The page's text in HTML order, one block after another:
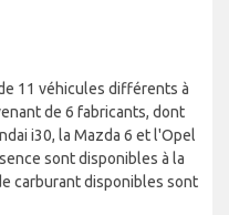
11 véhicules différents à
de 6 fabricants, dont
i30, la Mazda 6 et l'Opel
sont disponibles à la
carburant disponibles sont